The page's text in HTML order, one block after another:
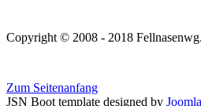
Copyright © 2008 - 2018
Zum Seitenanfang
JSN Boot template designed by